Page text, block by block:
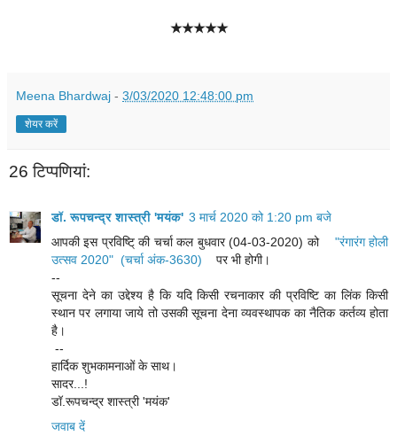
★★★★★
Meena Bhardwaj - 3/03/2020 12:48:00 pm
शेयर करें
26 टिप्‍पणियां:
डॉ. रूपचन्द्र शास्त्री 'मयंक' 3 मार्च 2020 को 1:20 pm बजे
आपकी इस प्रविष्टि् की चर्चा कल बुधवार (04-03-2020) को
"रंगारंग होली
उत्सव 2020" (चर्चा अंक-3630)
पर भी होगी।
--
सूचना देने का उद्देश्य है कि यदि किसी रचनाकार की प्रविष्टि का लिंक किसी
स्थान पर लगाया जाये तो उसकी सूचना देना व्यवस्थापक का नैतिक कर्तव्य होता
है।
--
हार्दिक शुभकामनाओं के साथ।
सादर...!
डॉ.रूपचन्द्र शास्त्री 'मयंक'
जवाब दें